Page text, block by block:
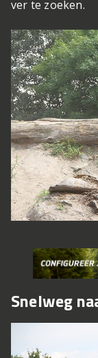
ver te zoeken.
Snelweg